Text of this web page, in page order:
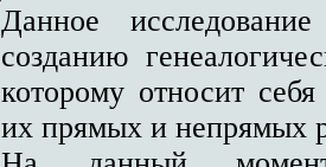
Данное
созданию
которому относит
их прямых и непрямых